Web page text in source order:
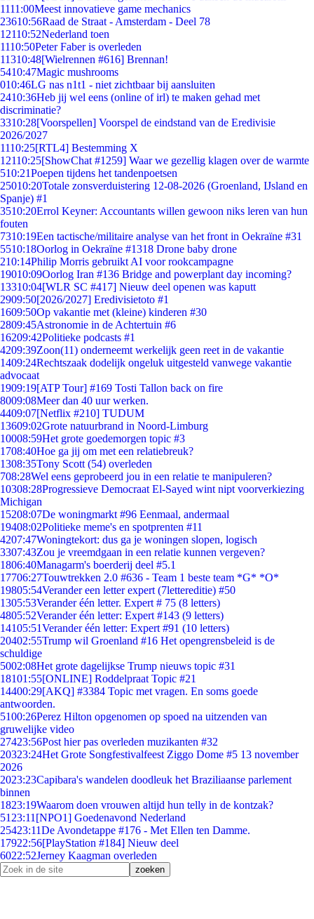
1111:00Meest innovatieve game mechanics
23610:56Raad de Straat - Amsterdam - Deel 78
12110:52Nederland toen
1110:50Peter Faber is overleden
11310:48[Wielrennen #616] Brennan!
5410:47Magic mushrooms
010:46LG nas n1t1 - niet zichtbaar bij aansluiten
2410:36Heb jij wel eens (online of irl) te maken gehad met
discriminatie?
3310:28[Voorspellen] Voorspel de eindstand van de Eredivisie
2026/2027
1110:25[RTL4] Bestemming X
12110:25[ShowChat #1259] Waar we gezellig klagen over de warmte
510:21Poepen tijdens het tandenpoetsen
25010:20Totale zonsverduistering 12-08-2026 (Groenland, IJsland en
Spanje) #1
3510:20Errol Keyner: Accountants willen gewoon niks leren van hun
fouten
7310:19Een tactische/militaire analyse van het front in Oekraïne #31
5510:18Oorlog in Oekraïne #1318 Drone baby drone
210:14Philip Morris gebruikt AI voor rookcampagne
19010:09Oorlog Iran #136 Bridge and powerplant day incoming?
13310:04[WLR SC #417] Nieuw deel openen was kaputt
2909:50[2026/2027] Eredivisietoto #1
1609:50Op vakantie met (kleine) kinderen #30
2809:45Astronomie in de Achtertuin #6
16209:42Politieke podcasts #1
4209:39Zoon(11) onderneemt werkelijk geen reet in de vakantie
1409:24Rechtszaak dodelijk ongeluk uitgesteld vanwege vakantie
advocaat
1909:19[ATP Tour] #169 Tosti Tallon back on fire
8009:08Meer dan 40 uur werken.
4409:07[Netflix #210] TUDUM
13609:02Grote natuurbrand in Noord-Limburg
10008:59Het grote goedemorgen topic #3
1708:40Hoe ga jij om met een relatiebreuk?
1308:35Tony Scott (54) overleden
708:28Wel eens geprobeerd jou in een relatie te manipuleren?
10308:28Progressieve Democraat El-Sayed wint nipt voorverkiezing
Michigan
15208:07De woningmarkt #96 Eenmaal, andermaal
19408:02Politieke meme's en spotprenten #11
4207:47Woningtekort: dus ga je woningen slopen, logisch
3307:43Zou je vreemdgaan in een relatie kunnen vergeven?
1806:40Managarm's boerderij deel #5.1
17706:27Touwtrekken 2.0 #636 - Team 1 beste team *G* *O*
19805:54Verander een letter expert (7lettereditie) #50
1305:53Verander één letter. Expert # 75 (8 letters)
4805:52Verander één letter: Expert #143 (9 letters)
14105:51Verander één letter: Expert #91 (10 letters)
20402:55Trump wil Groenland #16 Het opengrensbeleid is de
schuldige
5002:08Het grote dagelijkse Trump nieuws topic #31
18101:55[ONLINE] Roddelpraat Topic #21
14400:29[AKQ] #3384 Topic met vragen. En soms goede
antwoorden.
5100:26Perez Hilton opgenomen op spoed na uitzenden van
gruwelijke video
27423:56Post hier pas overleden muzikanten #32
20323:24Het Grote Songfestivalfeest Ziggo Dome #5 13 november
2026
2023:23Capibara's wandelen doodleuk het Braziliaanse parlement
binnen
1823:19Waarom doen vrouwen altijd hun telly in de kontzak?
51 23:11 [NPO1] Goedenavond Nederland
25423:11De Avondetappe #176 - Met Ellen ten Damme.
17922:56[PlayStation #184] Nieuw deel
6022:52Jerney Kaagman overleden